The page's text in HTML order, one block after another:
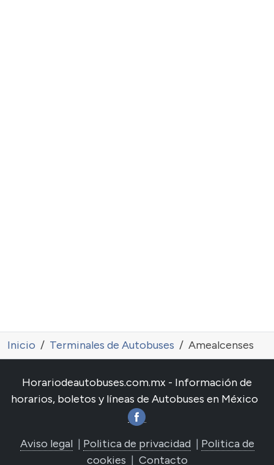
Inicio Terminales de Autobuses Amealcenses
Horariodeautobuses.com.mx - Información de
horarios, boletos y líneas de Autobuses en México
Aviso legal| Politica de privacidad | Politica de
cookies | Contacto